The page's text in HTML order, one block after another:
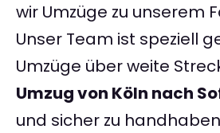
wir Umzüge zu unserem
Unser Team ist speziell
Umzüge über weite
Umzug von Köln nach
und sicher zu